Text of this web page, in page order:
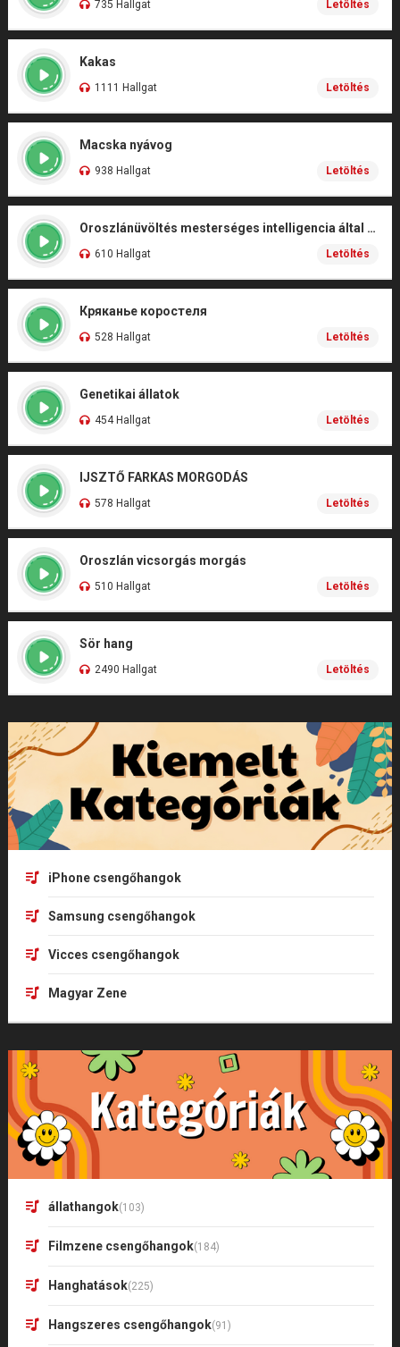
735 Hallgat Letöltés
Kakas
1111 Hallgat Letöltés
Macska nyávog
938 Hallgat Letöltés
Oroszlánüvöltés mesterséges intelligencia által kidolgozott filmes
610 Hallgat Letöltés
Кряканье коростеля
528 Hallgat Letöltés
Genetikai állatok
454 Hallgat Letöltés
IJSZTŐ FARKAS MORGODÁS
578 Hallgat Letöltés
Oroszlán vicsorgás morgás
510 Hallgat Letöltés
Sör hang
2490 Hallgat Letöltés
iPhone csengőhangok
Samsung csengőhangok
Vicces csengőhangok
Magyar Zene
állathangok(103)
Filmzene csengőhangok(184)
Hanghatások(225)
Hangszeres csengőhangok(91)